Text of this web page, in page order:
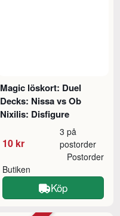
Magic löskort: Duel
Decks: Nissa vs Ob
Nixilis: Disfigure
10 kr
3 på
postorder
Butiken
Postorder
Köp